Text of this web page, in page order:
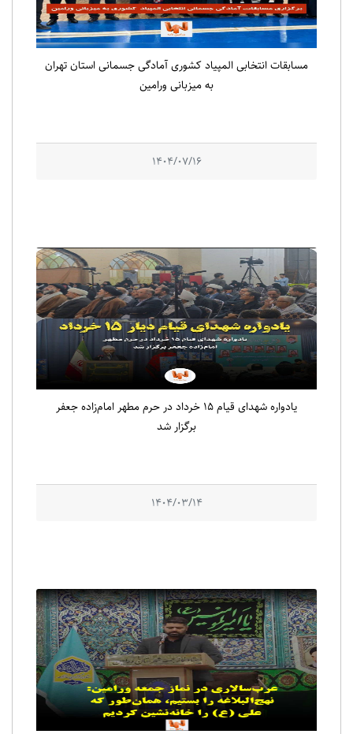
مسابقات انتخابی المپیاد کشوری آمادگی جسمانی استان تهران
به میزبانی ورامین
1404/07/16
یادواره شهدای قیام ۱۵ خرداد در حرم مطهر امام‌زاده جعفر
برگزار شد
1404/03/14